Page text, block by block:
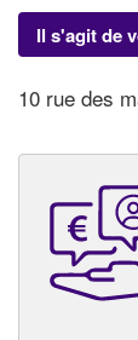
Il s'agit de
10 rue des